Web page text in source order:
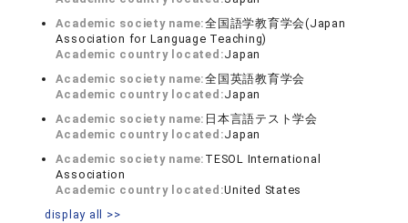
Academic society name:全国語学教育学会(Japan
Association for Language Teaching)
Academic country located:Japan
Academic society name:全国英語教育学会
Academic country located:Japan
Academic society name: 日本言語テスト学会
Academic country located:Japan
Academic society name: TESOL International
Association
Academic country located:United States
display all >>